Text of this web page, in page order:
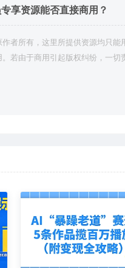
享资源能否直接商用？
者所有，这里所提供资源均只能
若由于商用引起版权纠纷，一切